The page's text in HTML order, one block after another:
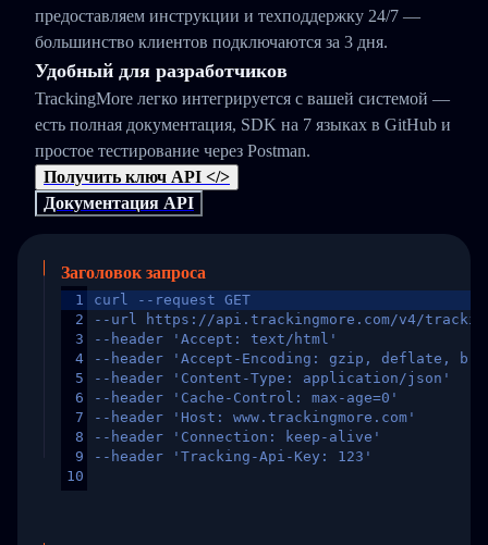
предоставляем инструкции и техподдержку 24/7 —
большинство клиентов подключаются за 3 дня.
Удобный для разработчиков
TrackingMore легко интегрируется с вашей системой —
есть полная документация, SDK на 7 языках в GitHub и
простое тестирование через Postman.
Получить ключ API </>
Документация API
Заголовок запроса
1
2
3
4
5
6
7
8
9
10
curl --request GET
--url https://api.trackingmore.com/v4/trackings/
--header 'Accept: text/html'
--header 'Accept-Encoding: gzip, deflate,
--header 'Content-Type: application/json'
--header 'Cache-Control: max-age=0'
--header 'Host: www.trackingmore.com'
--header 'Connection: keep-alive'
--header 'Tracking-Api-Key: 123'